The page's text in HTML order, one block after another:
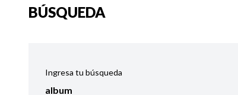
BÚSQUEDA
Ingresa tu búsqueda